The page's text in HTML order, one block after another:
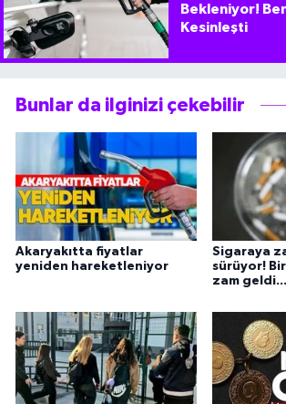
Bekleniyor!
Kesinleşti
Bunlar da ilginizi çekebilir
Akaryakıtta fiyatlar
yeniden hareketleniyor
Sigaraya
sürüyor!
zam geldi...